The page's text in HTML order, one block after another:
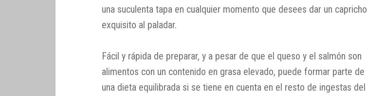
una suculenta tapa en cualquier momento que desees dar un capricho
exquisito al paladar.
Fácil y rápida de preparar, y a pesar de que el queso y el salmón son
alimentos con un contenido en grasa elevado, puede formar parte de
una dieta equilibrada si se tiene en cuenta en el resto de ingestas del